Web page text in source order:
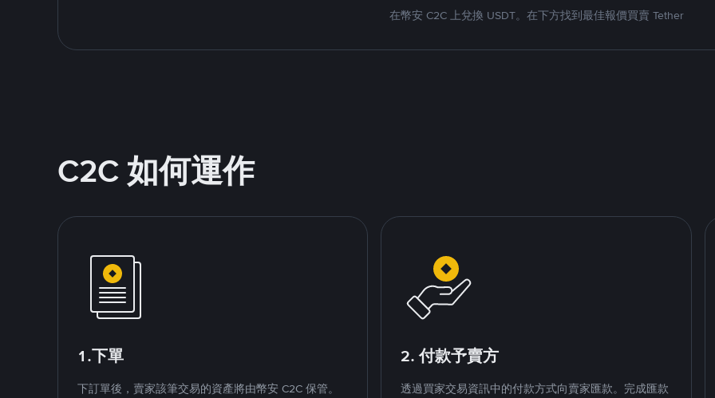
在幣安 C2C 上兌換 USDT。在下方找到最佳報價買賣 Tether
C2C 如何運作
1.下單
下訂單後，賣家該筆交易的資產將由幣安 C2C 保管。
2. 付款予賣方
透過買家交易資訊中的付款方式向賣家匯款。完成匯款